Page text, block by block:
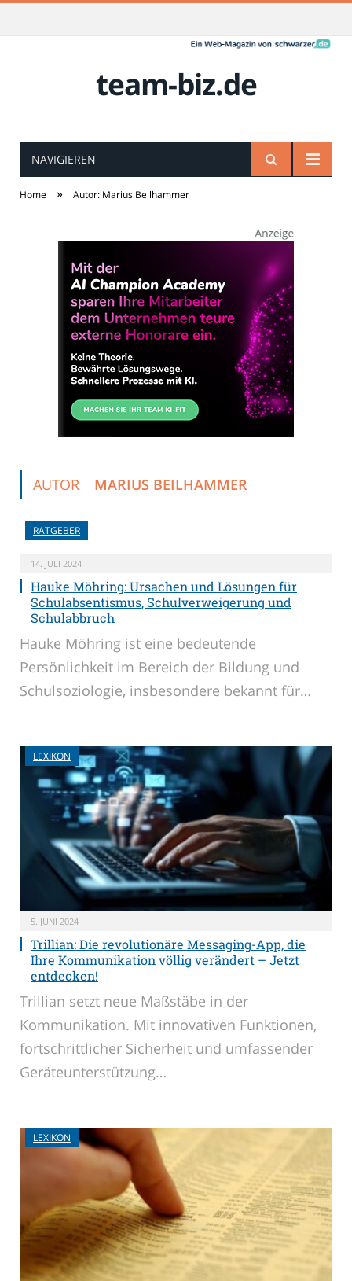
team-biz.de
NAVIGIEREN
Home » Autor: Marius Beilhammer
AUTOR MARIUS BEILHAMMER
RATGEBER
14. JULI 2024
Hauke Möhring: Ursachen und Lösungen für
Schulabsentismus, Schulverweigerung und
Schulabbruch
Hauke Möhring ist eine bedeutende
Persönlichkeit im Bereich der Bildung und
Schulsoziologie, insbesondere bekannt für…
LEXIKON
5. JUNI 2024
Trillian: Die revolutionäre Messaging-App, die
Ihre Kommunikation völlig verändert – Jetzt
entdecken!
Trillian setzt neue Maßstäbe in der
Kommunikation. Mit innovativen Funktionen,
fortschrittlicher Sicherheit und umfassender
Geräteunterstützung…
LEXIKON